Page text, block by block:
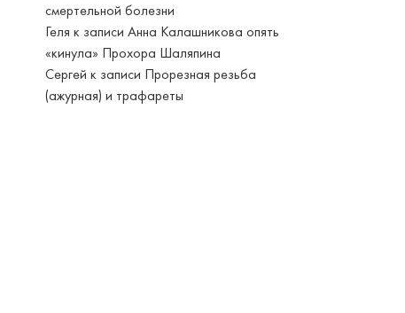
смертельной болезни
Геля к записиАнна Калашникова опять
«кинула» Прохора Шаляпина
Сергей к записи Прорезная резьба
(ажурная) и трафареты